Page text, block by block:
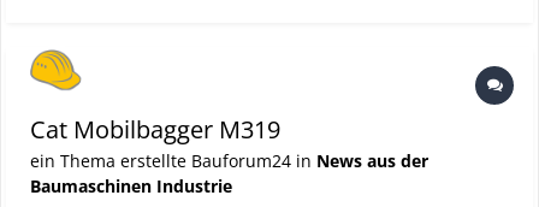
Cat Mobilbagger M319
ein Thema erstellte Bauforum24 in News aus der
Baumaschinen Industrie